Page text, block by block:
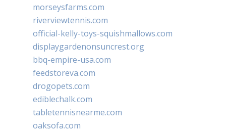
morseysfarms.com
riverviewtennis.com
official-kelly-toys-squishmallows.com
displaygardenonsuncrest.org
bbq-empire-usa.com
feedstoreva.com
drogopets.com
ediblechalk.com
tabletennisnearme.com
oaksofa.com